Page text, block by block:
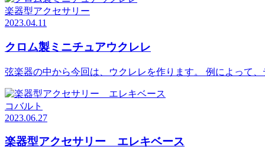
楽器型アクセサリー
2023.04.11
クロム製ミニチュアウクレレ
弦楽器の中から今回は、ウクレレを作ります。 例によって
コバルト
2023.06.27
楽器型アクセサリー エレキベース